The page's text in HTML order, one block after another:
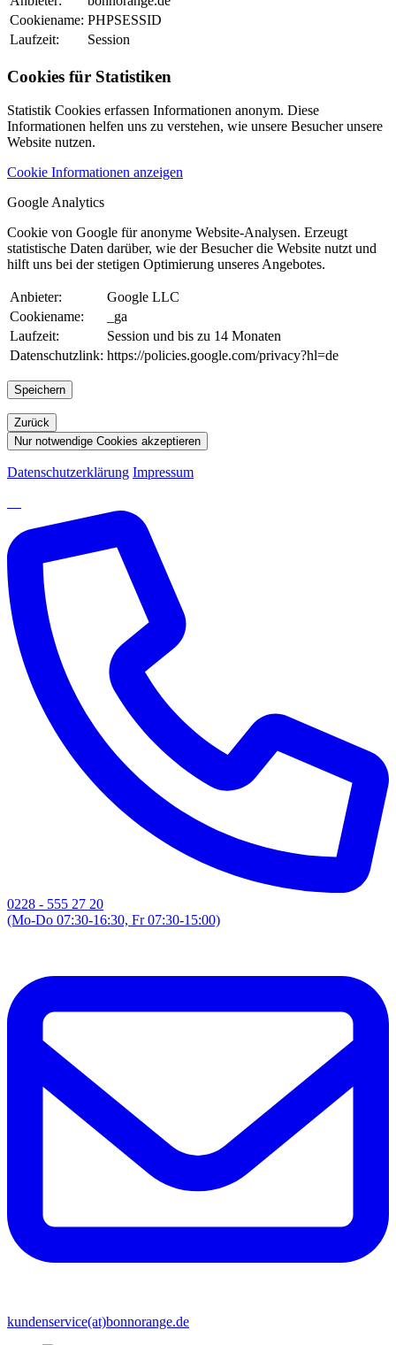
Cookiename: PHPSESSID
Laufzeit:
Session
Cookies für Statistiken
Statistik Cookies erfassen Informationen anonym. Diese
Informationen helfen uns zu verstehen, wie unsere Besucher unsere
Website nutzen.
Cookie Informationen anzeigen
Google Analytics
Cookie von Google für anonyme Website-Analysen. Erzeugt
statistische Daten darüber, wie der Besucher die Website nutzt und
hilft uns bei der stetigen Optimierung unseres Angebotes.
Anbieter:
Google LLC
Cookiename:
_ga
Laufzeit:
Session und bis zu 14 Monaten
Datenschutzlink: https://policies.google.com/privacy?hl=de
Speichern
Zurück
Nur notwendige Cookies akzeptieren
Datenschutzerklärung Impressum
0228 - 555 27 20
(Mo-Do 07:30-16:30, Fr 07:30-15:00)
kundenservice(at)bonnorange.de